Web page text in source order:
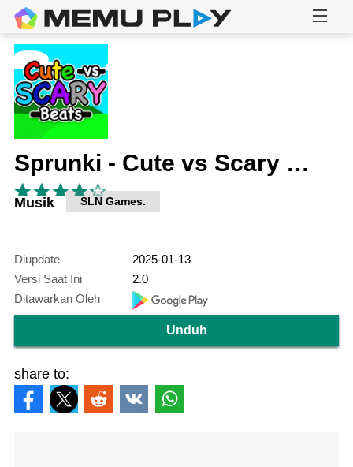
Sprunki - Cute vs Scary Beats
Musik SLN Games.
Diupdate
2025-01-13
Versi Saat Ini
2.0
Ditawarkan Oleh
Unduh
share to: